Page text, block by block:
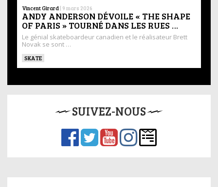
Vincent Girard | 9 mars 2026
ANDY ANDERSON DÉVOILE « THE SHAPE
OF PARIS » TOURNÉ DANS LES RUES …
Le génial skateboardeur canadien et le réalisateur Brett
Novak se sont …
SKATE
SUIVEZ-NOUS